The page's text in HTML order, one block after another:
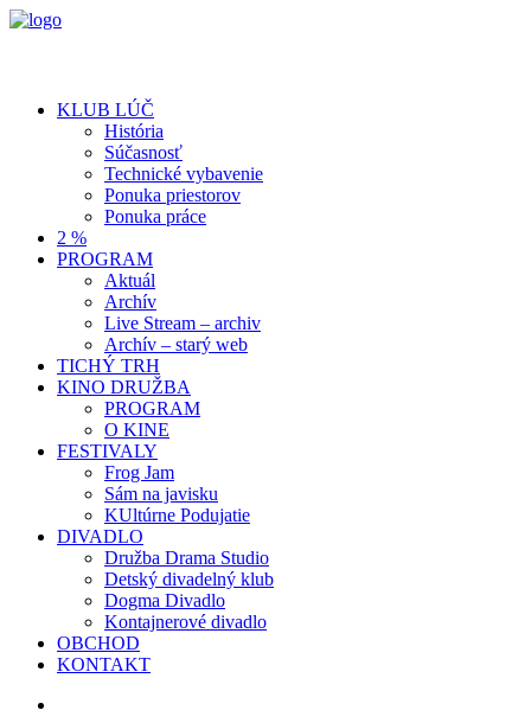
KLUB LÚČ
História
Súčasnosť
Technické vybavenie
Ponuka priestorov
Ponuka práce
2 %
PROGRAM
Aktuál
Archív
Live Stream – archiv
Archív – starý web
TICHÝ TRH
KINO DRUŽBA
PROGRAM
O KINE
FESTIVALY
Frog Jam
Sám na javisku
KUltúrne Podujatie
DIVADLO
Družba Drama Studio
Detský divadelný klub
Dogma Divadlo
Kontajnerové divadlo
OBCHOD
KONTAKT